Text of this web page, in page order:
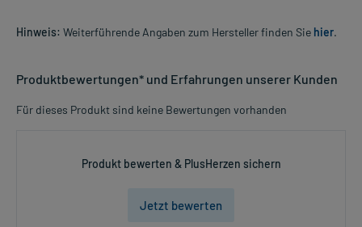
Hinweis: Weiterführende Angaben zum Hersteller finden Sie hier.
Produktbewertungen* und Erfahrungen unserer Kunden
Für dieses Produkt sind keine Bewertungen vorhanden
Produkt bewerten & PlusHerzen sichern
Jetzt bewerten